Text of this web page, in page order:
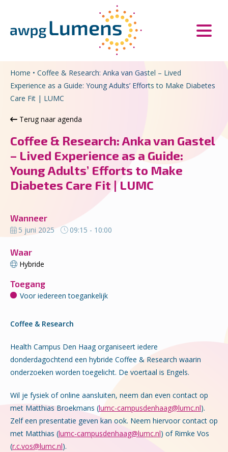
Home • Coffee & Research: Anka van Gastel – Lived
Experience as a Guide: Young Adults’ Efforts to Make Diabetes
Care Fit | LUMC
Terug naar agenda
Coffee & Research: Anka van Gastel
– Lived Experience as a Guide:
Young Adults’ Efforts to Make
Diabetes Care Fit | LUMC
Wanneer
5 juni 2025 09:15 - 10:00
Waar
Hybride
Toegang
Voor iedereen toegankelijk
Coffee & Research
Health Campus Den Haag organiseert iedere
donderdagochtend een hybride Coffee & Research waarin
onderzoeken worden toegelicht. De voertaal is Engels.
Wil je fysiek of online aansluiten, neem dan even contact op
met Matthias Broekmans (lumc-campusdenhaag@lumc.nl).
Zelf een presentatie geven kan ook. Neem hiervoor contact op
met Matthias (lumc-campusdenhaag@lumc.nl) of Rimke Vos
(r.c.vos@lumc.nl).